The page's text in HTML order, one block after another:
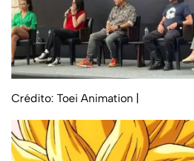
Crédito: Toei Animation |